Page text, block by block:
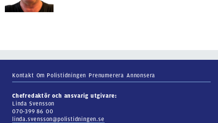
Kontakt Om Polistidningen Prenumerera Annonsera
Chefredaktör och ansvarig utgivare:
Linda Svensson
070-399 86 00
linda.svensson@polistidningen.se